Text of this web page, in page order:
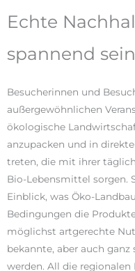
Echte
spannend sein
Besucherinnen und
außergewöhnlichen
ökologische
anzupacken und in
treten, die mit ihrer
Bio-Lebensmittel sorgen.
Einblick, was Öko-
Bedingungen die
möglichst artgerechte
bekannte, aber auch
werden. All die